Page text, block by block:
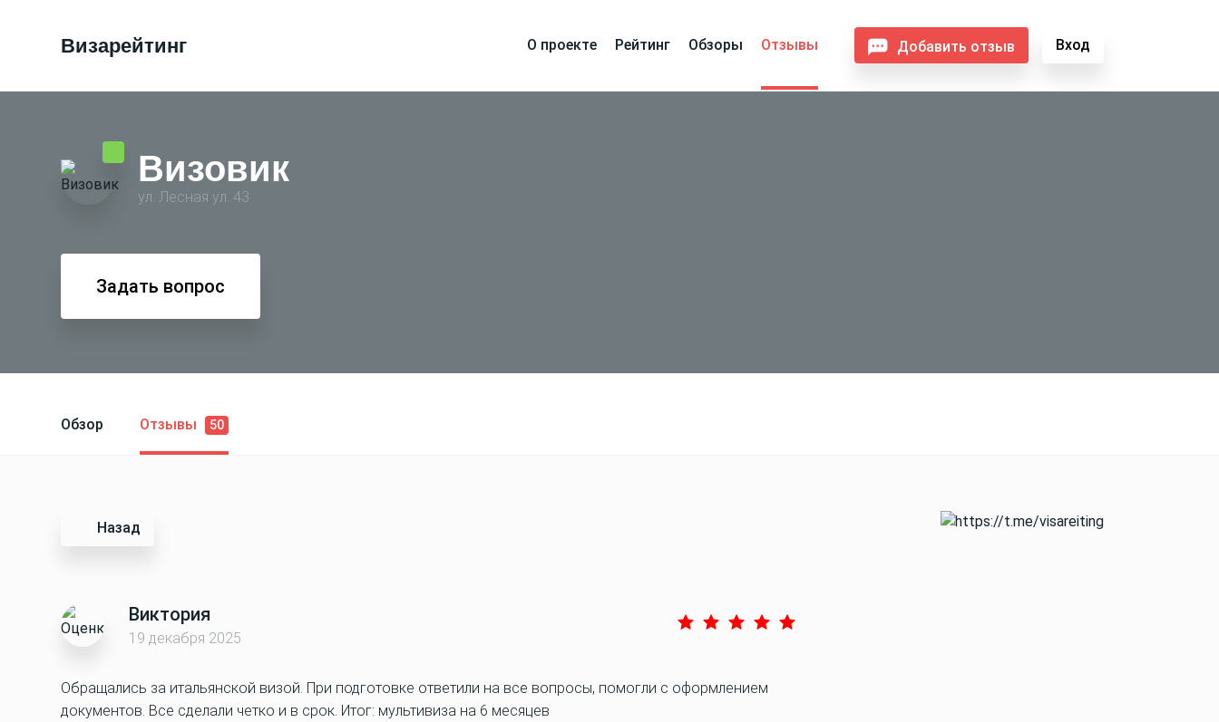
Визарейтинг О проекте Рейтинг Обзоры Отзывы Добавить отзыв Вход
Визовик
ул. Лесная ул. 43
Задать вопрос
Обзор Отзывы 50
Назад
Виктория
19 декабря 2025
Обращались за итальянской визой. При подготовке ответили на все вопросы, помогли с оформлением
документов. Все сделали четко и в срок. Итог: мультивиза на 6 месяцев